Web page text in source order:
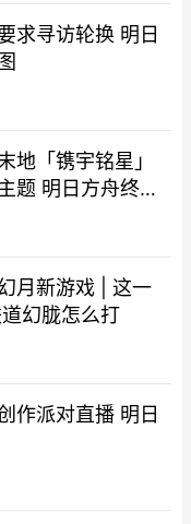
求寻访轮换 明日
地「镌宇铭星」
题 明日方舟终末
月新游戏 | 这一
幻胧怎么打
作派对直播 明日